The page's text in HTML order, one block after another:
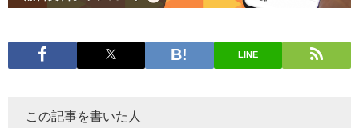
LINE
この記事を書いた人